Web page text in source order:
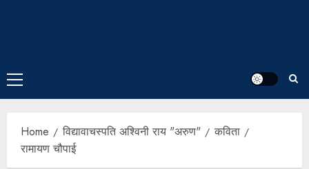
Home विद्यावाचस्पति अश्विनी राय "अरुण"
कविता
रामायण चौपाई